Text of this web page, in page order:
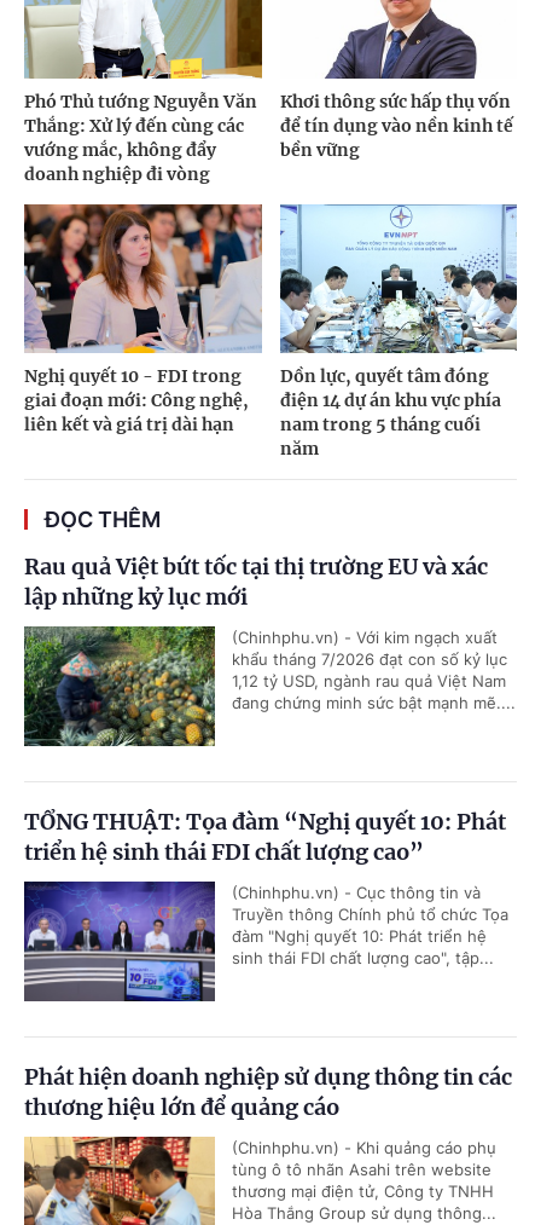
Phó Thủ tướng Nguyễn Văn
Thắng: Xử lý đến cùng các
vướng mắc, không đẩy
doanh nghiệp đi vòng
Khơi thông sức hấp thụ vốn
để tín dụng vào nền kinh tế
bền vững
Nghị quyết 10 - FDI trong
giai đoạn mới: Công nghệ,
liên kết và giá trị dài hạn
Dồn lực, quyết tâm đóng
điện 14 dự án khu vực phía
nam trong 5 tháng cuối
năm
ĐỌC THÊM
Rau quả Việt bứt tốc tại thị trường EU và xác
lập những kỷ lục mới
(Chinhphu.vn) - Với kim ngạch xuất
khẩu tháng 7/2026 đạt con số kỷ lục
1,12 tỷ USD, ngành rau quả Việt Nam
đang chứng minh sức bật mạnh mẽ....
TỔNG THUẬT: Tọa đàm “Nghị quyết 10: Phát
triển hệ sinh thái FDI chất lượng cao”
(Chinhphu.vn) - Cục thông tin và
Truyền thông Chính phủ tổ chức Tọa
đàm "Nghị quyết 10: Phát triển hệ
sinh thái FDI chất lượng cao", tập...
Phát hiện doanh nghiệp sử dụng thông tin các
thương hiệu lớn để quảng cáo
(Chinhphu.vn) - Khi quảng cáo phụ
tùng ô tô nhãn Asahi trên website
thương mại điện tử, Công ty TNHH
Hòa Thắng Group sử dụng thông...